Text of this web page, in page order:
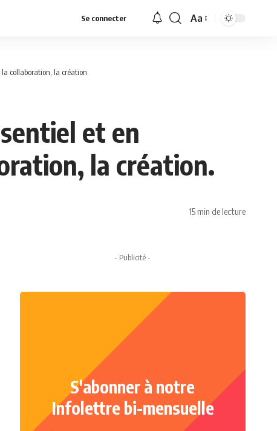
Se connecter
Font
Aa
collaboration, la création.
et en
la création.
15 min de lecture
- Publicité -
S'abonner à notre
Infolettre bi-mensuelle